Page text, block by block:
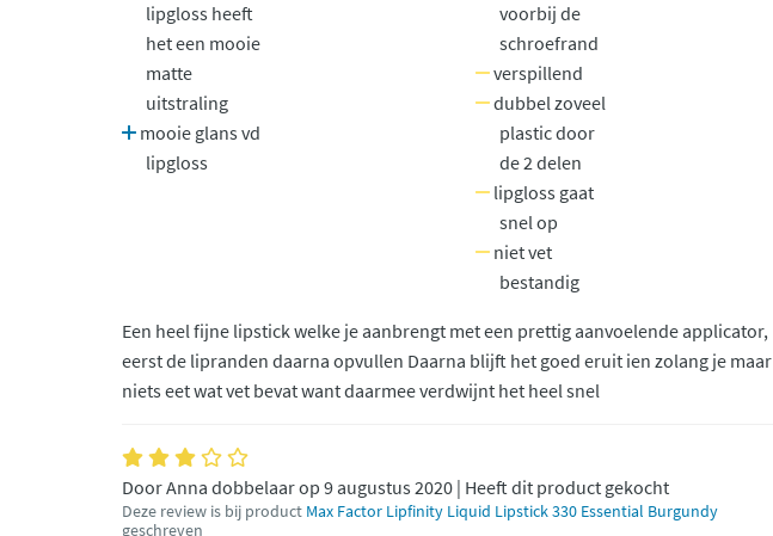
lipgloss heeft
het een mooie
matte
uitstraling
mooie glans vd
lipgloss
voorbij de
schroefrand
verspillend
dubbel zoveel
plastic door
de 2 delen
lipgloss gaat
snel op
niet vet
bestandig
Een heel fijne lipstick welke je aanbrengt met een prettig aanvoelende applicator,
eerst de lipranden daarna opvullen Daarna blijft het goed eruit ien zolang je maar
niets eet wat vet bevat want daarmee verdwijnt het heel snel
Door Anna dobbelaar op 9 augustus 2020 | Heeft dit product gekocht
Deze review is bij product Max Factor Lipfinity Liquid Lipstick 330 Essential Burgundy
geschreven